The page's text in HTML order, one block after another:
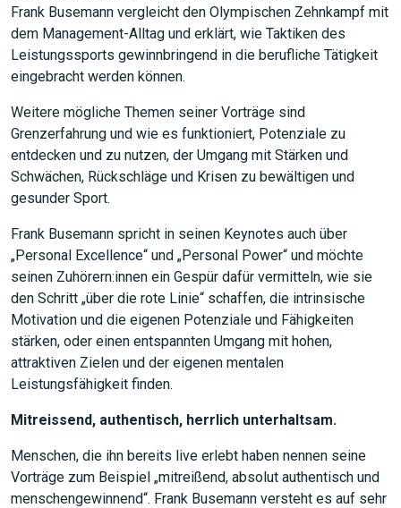
Frank Busemann vergleicht den Olympischen Zehnkampf mit
dem Management-Alltag und erklärt, wie Taktiken des
Leistungssports gewinnbringend in die berufliche Tätigkeit
eingebracht werden können.
Weitere mögliche Themen seiner Vorträge sind
Grenzerfahrung und wie es funktioniert, Potenziale zu
entdecken und zu nutzen, der Umgang mit Stärken und
Schwächen, Rückschläge und Krisen zu bewältigen und
gesunder Sport.
Frank Busemann spricht in seinen Keynotes auch über
„Personal Excellence“ und „Personal Power“ und möchte
seinen Zuhörern:innen ein Gespür dafür vermitteln, wie sie
den Schritt „über die rote Linie“ schaffen, die intrinsische
Motivation und die eigenen Potenziale und Fähigkeiten
stärken, oder einen entspannten Umgang mit hohen,
attraktiven Zielen und der eigenen mentalen
Leistungsfähigkeit finden.
Mitreissend, authentisch, herrlich unterhaltsam.
Menschen, die ihn bereits live erlebt haben nennen seine
Vorträge zum Beispiel „mitreißend, absolut authentisch und
menschengewinnend“. Frank Busemann versteht es auf sehr